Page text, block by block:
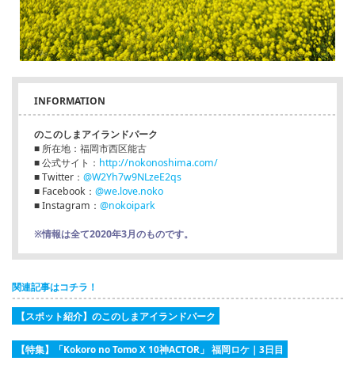
INFORMATION
のこのしまアイランドパーク
■ 所在地：福岡市西区能古
■ 公式サイト： http://nokonoshima.com/
■ Twitter： @W2Yh7w9NLzeE2qs
■ Facebook： @we.love.noko
■ Instagram： @nokoipark
※情報は全て2020年3月のものです。
関連記事はコチラ！
【スポット紹介】のこのしまアイランドパーク
【特集】「Kokoro no Tomo X 10神ACTOR」 福岡ロケ｜3日目